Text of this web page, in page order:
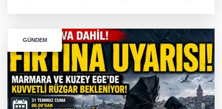
GÜNDEM